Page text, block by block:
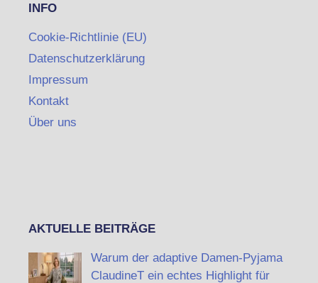
INFO
Cookie-Richtlinie (EU)
Datenschutzerklärung
Impressum
Kontakt
Über uns
AKTUELLE BEITRÄGE
Warum der adaptive Damen-Pyjama
ClaudineT ein echtes Highlight für